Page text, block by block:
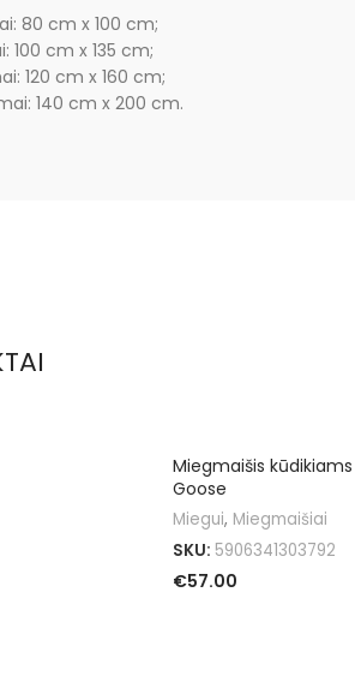
80 cm x 100 cm;
100 cm x 135 cm;
120 cm x 160 cm;
140 cm x 200 cm.
Miegmaišis
Goose
Miegui, Miegmaišiai
SKU: 5906341303792
€57.00